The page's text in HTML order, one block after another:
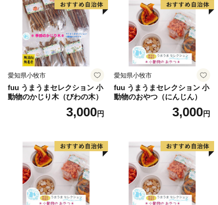
愛知県小牧市
fuu うまうまセレクション 小
動物のかじり木（びわの木）
3,000円
愛知県小牧市
fuu うまうまセレクション 小
動物のおやつ（にんじん）
3,000円